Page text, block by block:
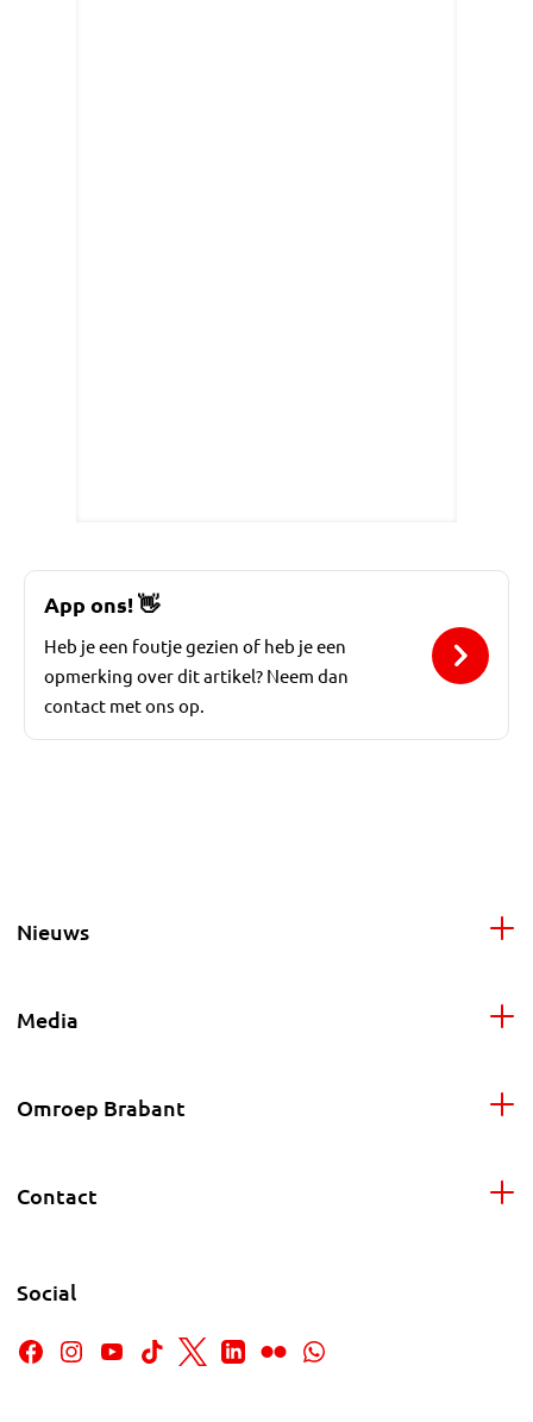
App ons!👋
Heb je een foutje gezien of heb je een
opmerking over dit artikel? Neem dan
contact met ons op.
Nieuws
Media
Omroep Brabant
Contact
Social